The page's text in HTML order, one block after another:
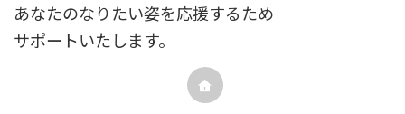
あなたのなりたい姿を応援するため
サポートいたします。